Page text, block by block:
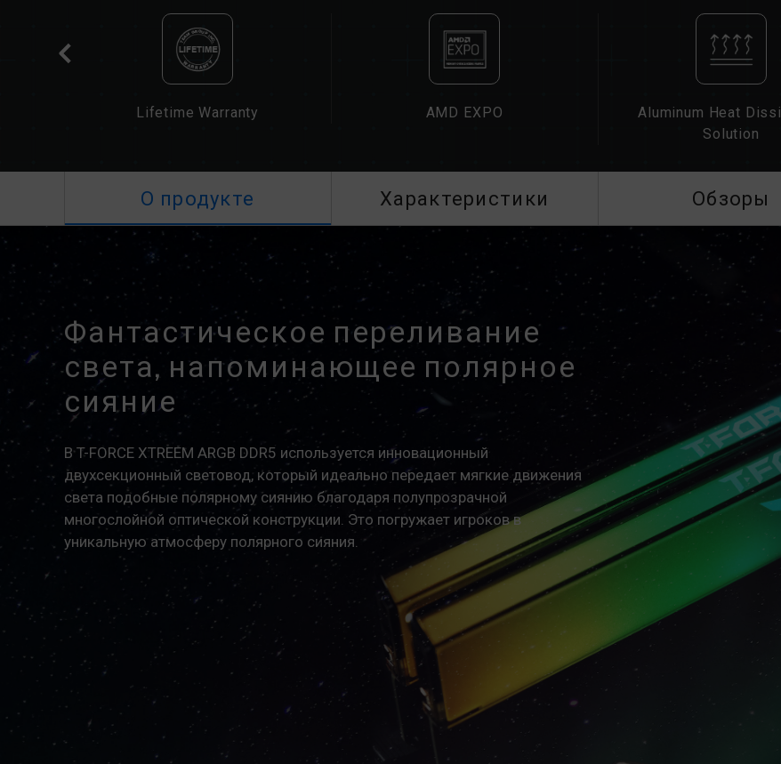
См. полный список
Перед покупкой изделий
предоставленным
различных марок или моделей.
на совместимость. Смешение
Техническое состояние
BIOS материнской платы могут
Окончательная рабочая частота
также совместимости
Если XMP 3.0 (Intel) или EXPO
частоте SPD по умолчанию
Это нормальное явление, а не
XMP 3.0 / EXPO должны быть
материнские платы могут не
окончательная рабочая частота
Разгон (например, включение
стандарта JEDEC и может
приведет к нестабильности
умолчанию.
Указанная частота модуля
Однако не все системы могут ее
Убедитесь, что ваши
соответствующие технологии
память может не достичь
Модули памяти TEAMGROUP
При возникновении проблем,
материнской платы,
обслуживания производителя
Lifetime Warranty AMD EXPO
Aluminum Heat
Solution
О продукте Характеристики Обзоры
Фантастическое переливание
света, напоминающее полярное
сияние
В T-FORCE XTREEM ARGB DDR5 используется инновационный
двухсекционный световод, который идеально передает мягкие движения
света подобные полярному сиянию благодаря полупрозрачной
многослойной оптической конструкции. Это погружает игроков в
уникальную атмосферу полярного сияния.